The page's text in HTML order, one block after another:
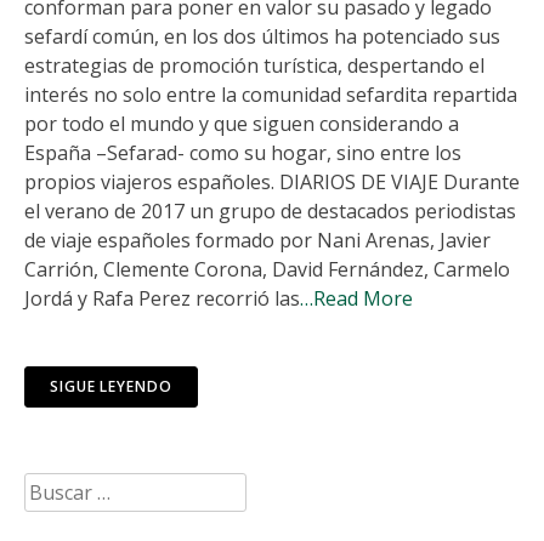
conforman para poner en valor su pasado y legado
sefardí común, en los dos últimos ha potenciado sus
estrategias de promoción turística, despertando el
interés no solo entre la comunidad sefardita repartida
por todo el mundo y que siguen considerando a
España –Sefarad- como su hogar, sino entre los
propios viajeros españoles. DIARIOS DE VIAJE Durante
el verano de 2017 un grupo de destacados periodistas
de viaje españoles formado por Nani Arenas, Javier
Carrión, Clemente Corona, David Fernández, Carmelo
Jordá y Rafa Perez recorrió las…Read More
SIGUE LEYENDO
Buscar: